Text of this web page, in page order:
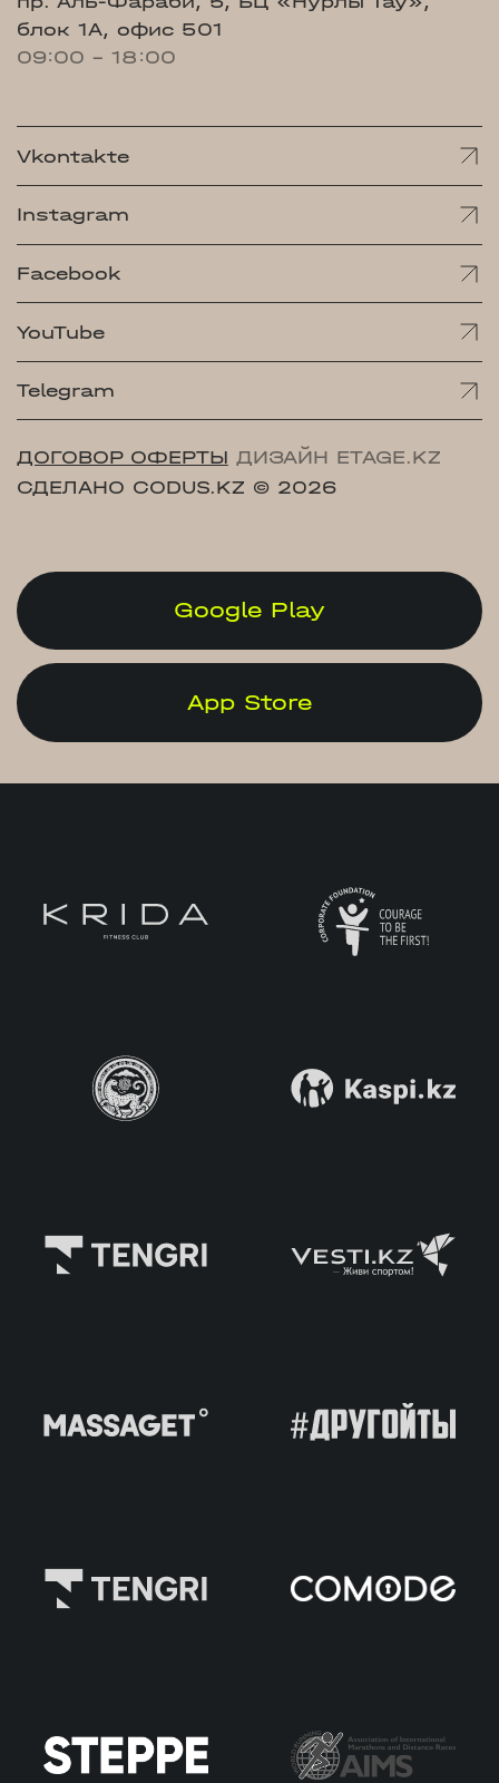
блок 1А, офис 501
09:00 - 18:00
Vkontakte
Instagram
Facebook
YouTube
Telegram
ДОГОВОР ОФЕРТЫ ДИЗАЙН ETAGE.KZ
СДЕЛАНО CODUS.KZ © 2026
Google Play
App Store